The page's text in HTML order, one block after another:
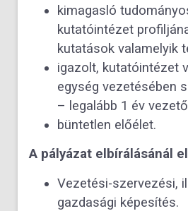
kimagasló
kutatóintézet
kutatások valamelyik
igazolt, kutatóintézet
egység vezetésében
– legalább 1 év
büntetlen előélet.
A pályázat elbírálásánál
Vezetési-szervezési,
gazdasági képesítés.